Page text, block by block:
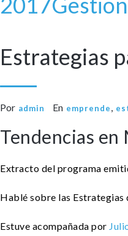
Dic
Estrategias
Por admin En emprende,
Tendencias
Extracto del programa
Hablé sobre las Estrategias
Estuve acompañada por